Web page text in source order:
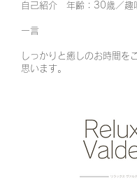
自己紹介 年齢：30歳／趣
​一言
しっかりと癒しのお時間を
思います。